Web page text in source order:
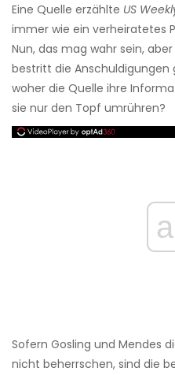
Eine Quelle erzählte US
immer wie ein verheiratetes
Nun, das mag wahr sein,
bestritt die Anschuldigungen
woher die Quelle ihre
sie nur den Topf umrühren?
Sofern Gosling und Mendes
nicht beherrschen, sind die